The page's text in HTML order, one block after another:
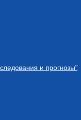
и прогнозы"